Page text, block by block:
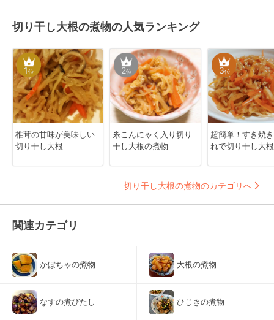
切り干し大根の煮物の人気ランキング
1位
椎茸の甘味が美味しい
切り干し大根
2位
糸こんにゃく入り切り
干し大根の煮物
3位
超簡単！すき焼
れで切り干し大
切り干し大根の煮物のカテゴリへ
関連カテゴリ
かぼちゃの煮物 大根の煮物
なすの煮びたし ひじきの煮物